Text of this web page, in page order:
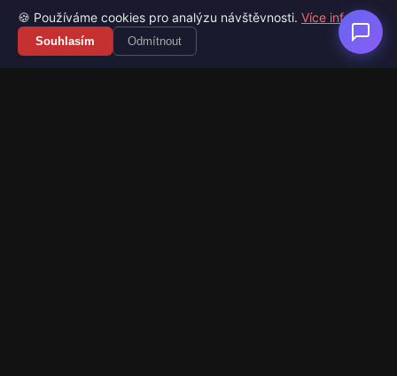
Váš průvodce světem videoher. Novinky, recenze a česko-
slovenské překlady her.
🍪 Používáme cookies pro analýzu návštěvnosti. Více info
Souhlasím Odmítnout